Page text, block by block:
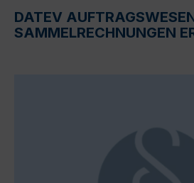
DATEV
SAMMELRECHNUNGEN